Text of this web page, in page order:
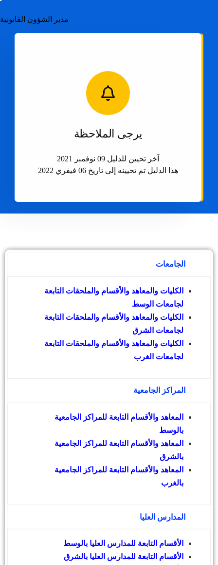
مدير الشؤون القانونية
يرجى الملاحظة
آخر تحيين للدليل 09 نوفمبر 2021
هذا الدليل تم تحيينه إلى تاريخ 06 فيفري 2022
الجامعات
الكليات والمعاهد والأقسام والملحقات التابعة
لجامعات الوسط
الكليات والمعاهد والأقسام والملحقات التابعة
لجامعات الشرق
الكليات والمعاهد والأقسام والملحقات التابعة
لجامعات الغرب
المراكز الجامعية
المعاهد والأقسام التابعة للمراكز الجامعية
بالوسط
المعاهد والأقسام التابعة للمراكز الجامعية
بالشرق
المعاهد والأقسام التابعة للمراكز الجامعية
بالغرب
المدارس العليا
الأقسام التابعة للمدارس العليا بالوسط
الأقسام التابعة للمدارس العليا بالشرق